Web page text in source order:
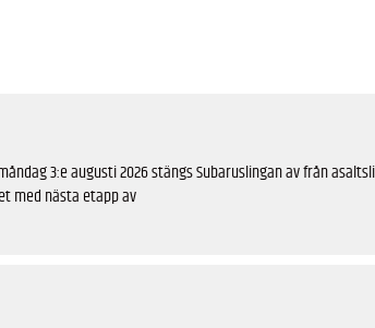
3:e augusti 2026 stängs Subaruslingan av från
med nästa etapp av